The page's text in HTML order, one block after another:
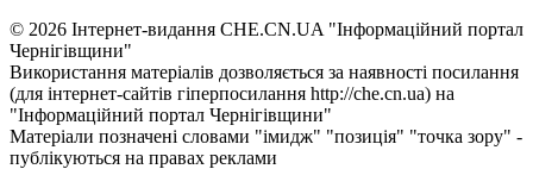
© 2026 Інтернет-видання CHE.CN.UA "Інформаційний портал
Чернiгiвщини"
Використання матеріалів дозволяється за наявності посилання
(для інтернет-сайтів гіперпосилання http://che.cn.ua) на
"Інформаційний портал Чернiгiвщини"
Матеріали позначені словами "імидж" "позиція" "точка зору" -
публікуються на правах реклами